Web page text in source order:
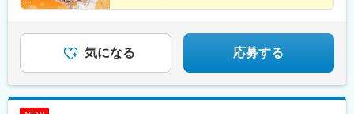
京都)、錦糸町駅、目黒駅、渋谷駅、品川駅、神谷町駅、大塚駅(東
都)、八丁堀駅(東京都)、有楽町駅、蒲田駅、中野坂上駅、東京テ
レポート駅、豊洲駅、御茶ノ水駅、五反田駅、飯田橋駅、恵比寿
駅、田町駅(東京都)、御徒町駅、東陽町駅、虎ノ門駅、西新宿駅、
★未経験入社大歓迎！
気になる 応募する